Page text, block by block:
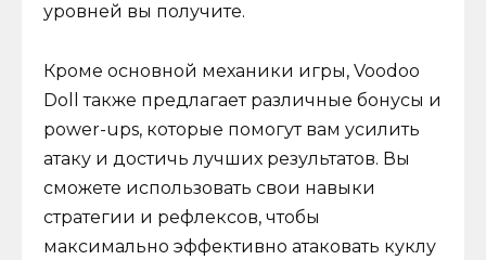
уровней вы получите.
Кроме основной механики игры, Voodoo
Doll также предлагает различные бонусы и
power-ups, которые помогут вам усилить
атаку и достичь лучших результатов. Вы
сможете использовать свои навыки
стратегии и рефлексов, чтобы
максимально эффективно атаковать куклу